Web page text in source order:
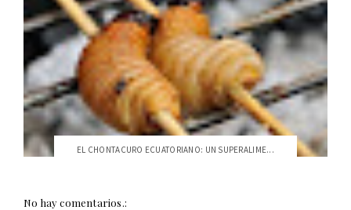
EL CHONTACURO ECUATORIANO: UN SUPERALIME...
No hay comentarios.: